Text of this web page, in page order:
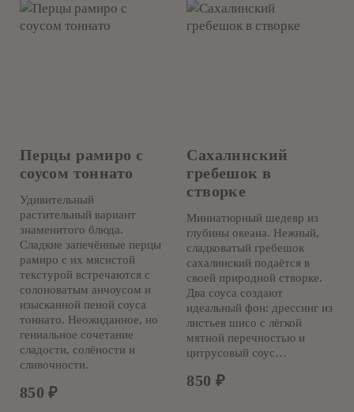
Перцы рамиро с
соусом тоннато
850 ₽
Удивительный
растительный вариант
знаменитого блюда.
Сладкие запечённые перцы
рамиро с их мясистой
текстурой встречаются с
солоноватым анчоусом и
изысканной пеной соуса
тоннато. Неожиданное, но
гениальное сочетание
сладости, солёности и
сливочности.
Сахалинский
гребешок в
створке
850 ₽
Миниатюрный шедевр из
глубины океана. Нежный,
сладковатый гребешок
сахалинский подаётся в
своей природной створке.
Два соуса создают
идеальный фон: дрессинг из
листьев шисо с лёгкой
мятной перечностью и
цитрусовый соус…